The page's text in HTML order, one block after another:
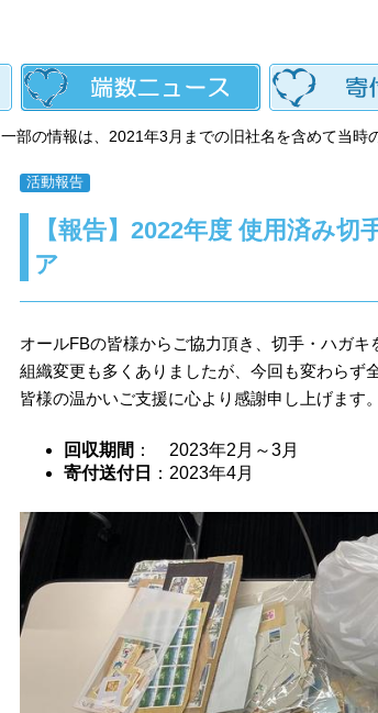
一部の情報は、2021年3月までの旧社名を含めて当時
活動報告
【報告】2022年度 使用済み
ア
オールFBの皆様からご協力頂き、切手・ハガキ
組織変更も多くありましたが、今回も変わらず
皆様の温かいご支援に心より感謝申し上げます。
回収期間 ： 2023年2月～3月
寄付送付日
：2023年4月